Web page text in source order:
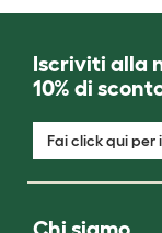
Iscriviti alla
10% di
Fai click qui per